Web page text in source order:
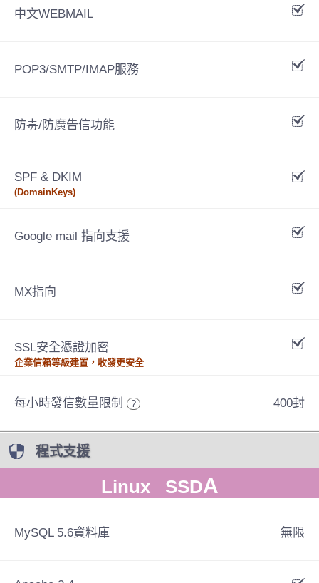
中文WEBMAIL
POP3/SMTP/IMAP服務
防毒/防廣告信功能
SPF & DKIM
(DomainKeys)
Google mail 指向支援
MX指向
SSL安全憑證加密
企業信箱等級建置，收發更安全
每小時發信數量限制 ? 400封
程式支援
Linux SSDA
MySQL 5.6資料庫 無限